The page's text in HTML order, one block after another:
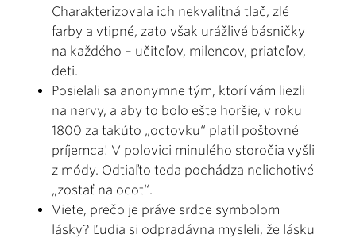
Charakterizovala ich nekvalitná tlač, zlé
farby a vtipné, zato však urážlivé básničky
na každého – učiteľov, milencov, priateľov,
deti.
Posielali sa anonymne tým, ktorí vám liezli
na nervy, a aby to bolo ešte horšie, v roku
1800 za takúto „octovku“ platil poštovné
príjemca! V polovici minulého storočia vyšli
z módy. Odtiaľto teda pochádza nelichotivé
„zostať na ocot“.
Viete, prečo je práve srdce symbolom
lásky? Ľudia si odpradávna mysleli, že lásku